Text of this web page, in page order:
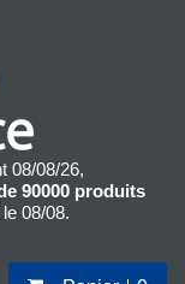
08/08/26,
90000 produits
08/08.